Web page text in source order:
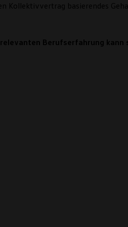
Kollektivvertrag basierendes
Berufserfahrung kann